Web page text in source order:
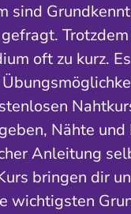
sind
oft zu kurz.
Nähte
Anleitung
bringen dir
wichtigsten